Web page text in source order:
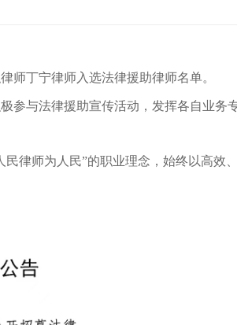
师丁宁律师入选法律援助律师名单。
参与法律援助宣传活动，发挥各自业务
律师为人民”的职业理念，始终以高效